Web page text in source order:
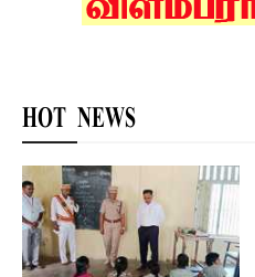
HOT NEWS